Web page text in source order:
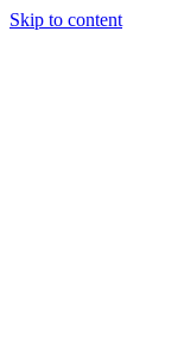
Skip to content